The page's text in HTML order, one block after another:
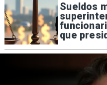
Sueldos
que